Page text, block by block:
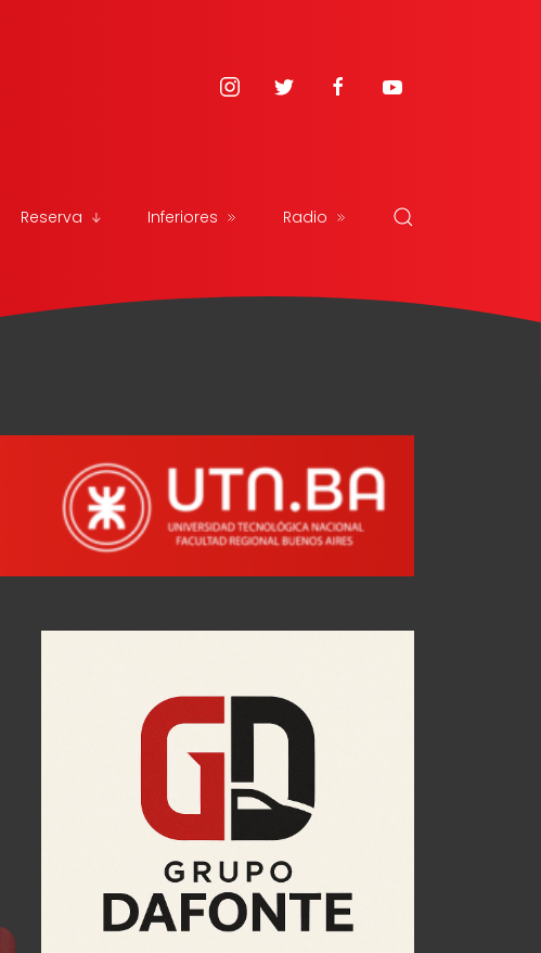
Reserva Inferiores Radio